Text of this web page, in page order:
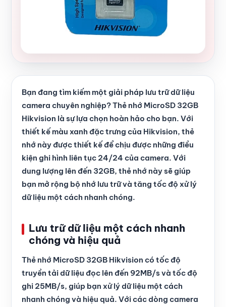
Bạn đang tìm kiếm một giải pháp lưu trữ dữ liệu
camera chuyên nghiệp? Thẻ nhớ MicroSD 32GB
Hikvision là sự lựa chọn hoàn hảo cho bạn. Với
thiết kế màu xanh đặc trưng của Hikvision, thẻ
nhớ này được thiết kế để chịu được những điều
kiện ghi hình liên tục 24/24 của camera. Với
dung lượng lên đến 32GB, thẻ nhớ này sẽ giúp
bạn mở rộng bộ nhớ lưu trữ và tăng tốc độ xử lý
dữ liệu một cách nhanh chóng.
Lưu trữ dữ liệu một cách nhanh
chóng và hiệu quả
Thẻ nhớ MicroSD 32GB Hikvision có tốc độ
truyền tải dữ liệu đọc lên đến 92MB/s và tốc độ
ghi 25MB/s, giúp bạn xử lý dữ liệu một cách
nhanh chóng và hiệu quả. Với các dòng camera